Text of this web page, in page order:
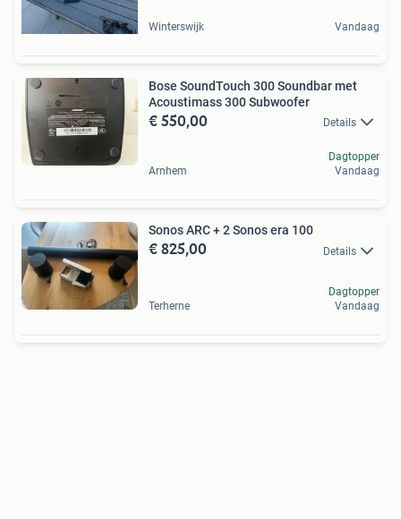
Winterswijk Vandaag
Bose SoundTouch 300 Soundbar met
Acoustimass 300 Subwoofer
€ 550,00 Details
Arnhem
Dagtopper
Vandaag
Sonos ARC + 2 Sonos era 100
€ 825,00 Details
Terherne
Dagtopper
Vandaag